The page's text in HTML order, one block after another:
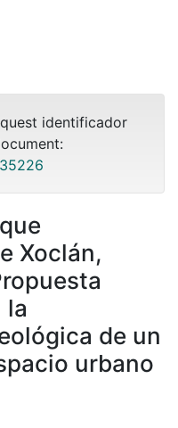
identificador
Xoclán,
la
de un
urbano